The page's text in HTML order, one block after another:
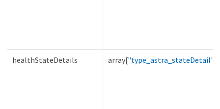
healthStateDetails array["type_astra_stateDetail"